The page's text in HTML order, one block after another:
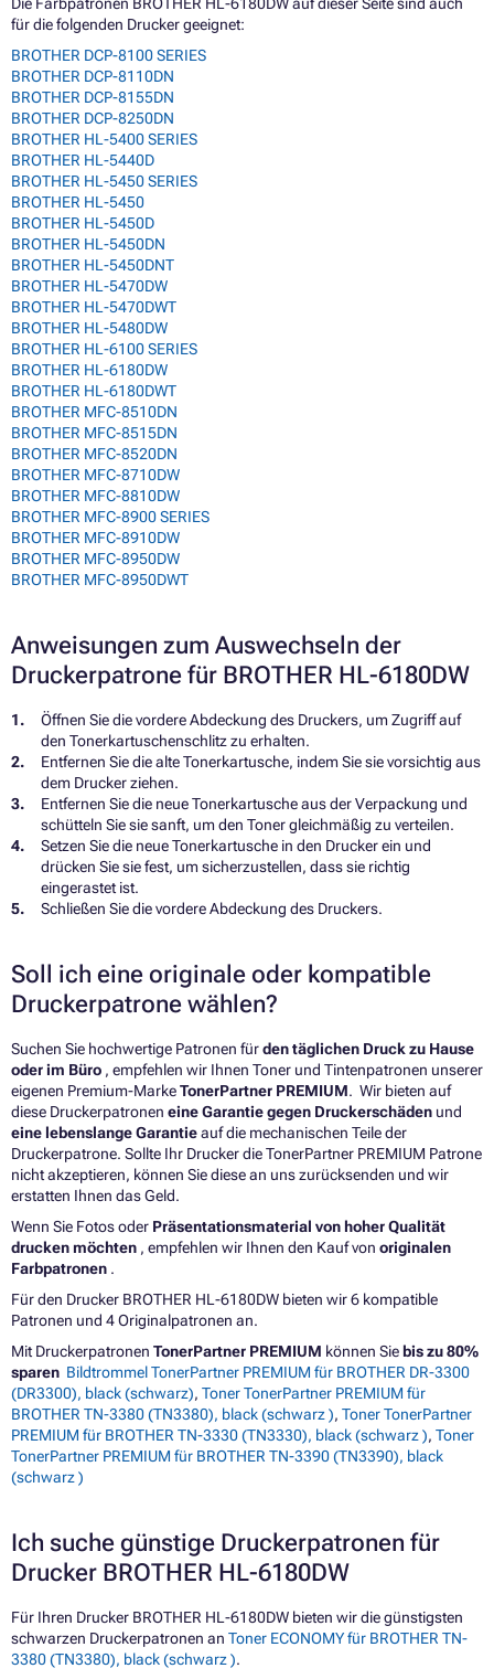
Die Farbpatronen BROTHER HL-6180DW auf dieser Seite sind auch
für die folgenden Drucker geeignet:
BROTHER DCP-8100 SERIES
BROTHER DCP-8110DN
BROTHER DCP-8155DN
BROTHER DCP-8250DN
BROTHER HL-5400 SERIES
BROTHER HL-5440D
BROTHER HL-5450 SERIES
BROTHER HL-5450
BROTHER HL-5450D
BROTHER HL-5450DN
BROTHER HL-5450DNT
BROTHER HL-5470DW
BROTHER HL-5470DWT
BROTHER HL-5480DW
BROTHER HL-6100 SERIES
BROTHER HL-6180DW
BROTHER HL-6180DWT
BROTHER MFC-8510DN
BROTHER MFC-8515DN
BROTHER MFC-8520DN
BROTHER MFC-8710DW
BROTHER MFC-8810DW
BROTHER MFC-8900 SERIES
BROTHER MFC-8910DW
BROTHER MFC-8950DW
BROTHER MFC-8950DWT
Anweisungen zum Auswechseln der
Druckerpatrone für BROTHER HL-6180DW
Öffnen Sie die vordere Abdeckung des Druckers, um Zugriff auf
den Tonerkartuschenschlitz zu erhalten.
Entfernen Sie die alte Tonerkartusche, indem Sie sie vorsichtig aus
dem Drucker ziehen.
Entfernen Sie die neue Tonerkartusche aus der Verpackung und
schütteln Sie sie sanft, um den Toner gleichmäßig zu verteilen.
Setzen Sie die neue Tonerkartusche in den Drucker ein und
drücken Sie sie fest, um sicherzustellen, dass sie richtig
eingerastet ist.
Schließen Sie die vordere Abdeckung des Druckers.
Soll ich eine originale oder kompatible
Druckerpatrone wählen?
Suchen Sie hochwertige Patronen fürden täglichen Druck zu Hause
oder im Büro , empfehlen wir Ihnen Toner und Tintenpatronen unserer
eigenen Premium-MarkeTonerPartner PREMIUM. Wir bieten auf
diese Druckerpatronen eine Garantie gegen Druckerschäden und
eine lebenslange Garantieauf die mechanischen Teile der
Druckerpatrone. Sollte Ihr Drucker die TonerPartner PREMIUM Patrone
nicht akzeptieren, können Sie diese an uns zurücksenden und wir
erstatten Ihnen das Geld.
Wenn Sie Fotos oder Präsentationsmaterial von hoher Qualität
drucken möchten , empfehlen wir Ihnen den Kauf von originalen
Farbpatronen .
Für den Drucker BROTHER HL-6180DW bieten wir 6 kompatible
Patronen und 4 Originalpatronen an.
Mit Druckerpatronen TonerPartner PREMIUM können Sie bis zu 80%
sparen Bildtrommel TonerPartner PREMIUM für BROTHER DR-3300
(DR3300), black (schwarz), Toner TonerPartner PREMIUM für
BROTHER TN-3380 (TN3380), black (schwarz ), Toner TonerPartner
PREMIUM für BROTHER TN-3330 (TN3330), black (schwarz ), Toner
TonerPartner PREMIUM für BROTHER TN-3390 (TN3390), black
(schwarz )
Ich suche günstige Druckerpatronen für
Drucker BROTHER HL-6180DW
Für Ihren Drucker BROTHER HL-6180DW bieten wir die günstigsten
schwarzen Druckerpatronen an Toner ECONOMY für BROTHER TN-
3380 (TN3380), black (schwarz ).